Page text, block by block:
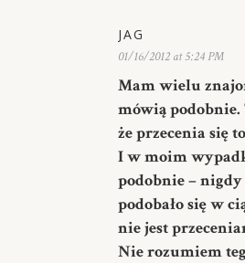
JAG
01/16/2012 at 5:24 PM
Mam wielu
mówią podobnie.
że przecenia się
I w moim
podobnie – nigdy
podobało się w
nie jest
Nie rozumiem